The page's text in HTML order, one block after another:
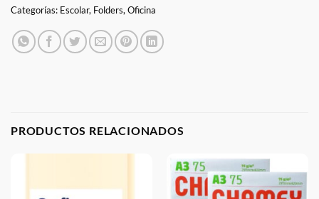
Categorías: Escolar, Folders,Oficina
PRODUCTOS RELACIONADOS